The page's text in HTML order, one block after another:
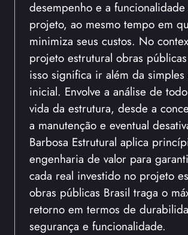
desempenho e a
projeto, ao mesmo tempo em
minimiza seus custos. No
projeto estrutural obras
isso significa ir além da simples
inicial. Envolve a análise de
vida da estrutura, desde a
a manutenção e eventual
Barbosa Estrutural aplica
engenharia de valor para
cada real investido no projeto
obras públicas Brasil traga o
retorno em termos de
segurança e funcionalidade.